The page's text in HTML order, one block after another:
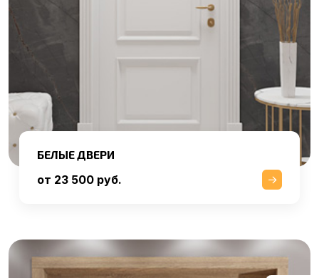
БЕЛЫЕ ДВЕРИ
от 23 500 руб.